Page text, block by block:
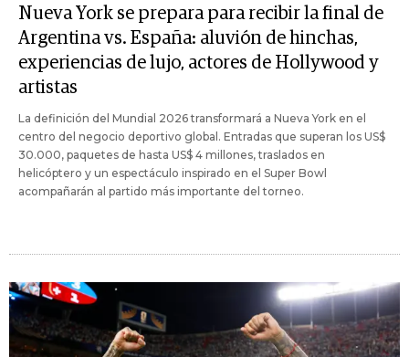
Nueva York se prepara para recibir la final de
Argentina vs. España: aluvión de hinchas,
experiencias de lujo, actores de Hollywood y
artistas
La definición del Mundial 2026 transformará a Nueva York en el
centro del negocio deportivo global. Entradas que superan los US$
30.000, paquetes de hasta US$ 4 millones, traslados en
helicóptero y un espectáculo inspirado en el Super Bowl
acompañarán al partido más importante del torneo.